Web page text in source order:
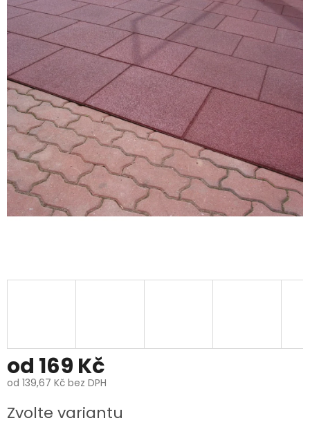
od 169 Kč
od 139,67 Kč bez DPH
cena:
Zvolte variantu